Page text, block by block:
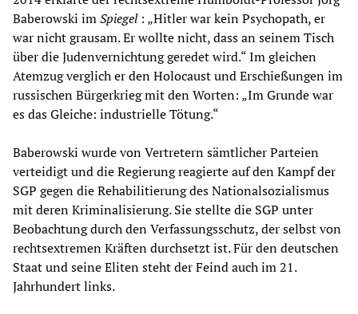
Baberowski imSpiegel : „Hitler war kein Psychopath, er
war nicht grausam. Er wollte nicht, dass an seinem Tisch
über die Judenvernichtung geredet wird.“ Im gleichen
Atemzug verglich er den Holocaust und Erschießungen im
russischen Bürgerkrieg mit den Worten: „Im Grunde war
es das Gleiche: industrielle Tötung.“
Baberowski wurde von Vertretern sämtlicher Parteien
verteidigt und die Regierung reagierte auf den Kampf der
SGP gegen die Rehabilitierung des Nationalsozialismus
mit deren Kriminalisierung. Sie stellte die SGP unter
Beobachtung durch den Verfassungsschutz, der selbst von
rechtsextremen Kräften durchsetzt ist. Für den deutschen
Staat und seine Eliten steht der Feind auch im 21.
Jahrhundert links.